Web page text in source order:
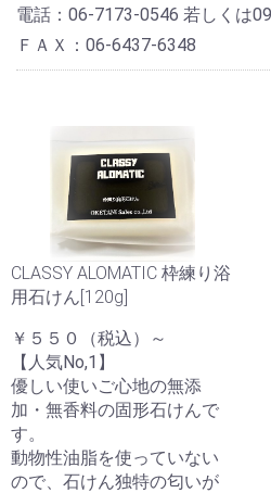
電話：06-7173-0546 若しくは
ＦＡＸ：06-6437-6348
CLASSY ALOMATIC 枠練り浴
用石けん[120g]
￥５５０（税込）～
【人気No,1】
優しい使いご心地の無添
加・無香料の固形石けんで
す。
動物性油脂を使っていない
ので、石けん独特の匂いが